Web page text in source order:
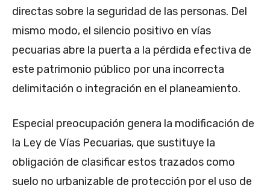
directas sobre la seguridad de las personas. Del
mismo modo, el silencio positivo en vías
pecuarias abre la puerta a la pérdida efectiva de
este patrimonio público por una incorrecta
delimitación o integración en el planeamiento.
Especial preocupación genera la modificación de
la Ley de Vías Pecuarias, que sustituye la
obligación de clasificar estos trazados como
suelo no urbanizable de protección por el uso de